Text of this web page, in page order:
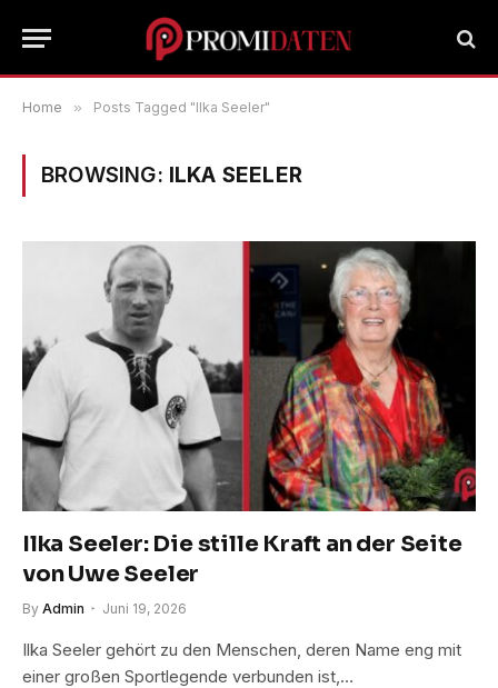
Home » Posts Tagged "Ilka Seeler"
BROWSING: ILKA SEELER
Ilka Seeler: Die stille Kraft an der Seite
von Uwe Seeler
By Admin Juni 19, 2026
Ilka Seeler gehört zu den Menschen, deren Name eng mit
einer großen Sportlegende verbunden ist,…